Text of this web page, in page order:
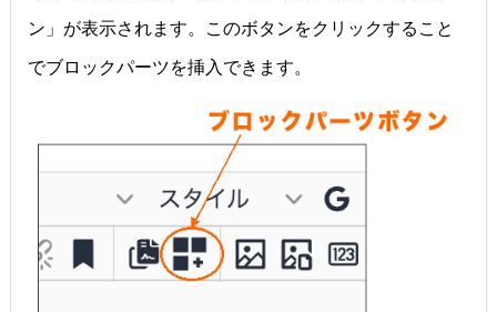
ン」が表示されます。このボタンをクリックすること
でブロックパーツを挿入できます。